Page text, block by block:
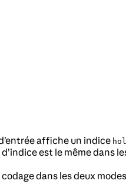
affiche un indice
est le même dans
dans les deux